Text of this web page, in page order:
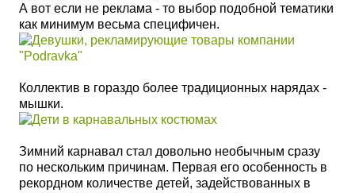
А вот если не реклама - то выбор подобной тематики
как минимум весьма специфичен.
Коллектив в гораздо более традиционных нарядах -
мышки.
Зимний карнавал стал довольно необычным сразу
по нескольким причинам. Первая его особенность в
рекордном количестве детей, задействованных в